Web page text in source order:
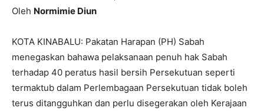
Oleh Normimie Diun
KOTA KINABALU: Pakatan Harapan (PH) Sabah
menegaskan bahawa pelaksanaan penuh hak Sabah
terhadap 40 peratus hasil bersih Persekutuan seperti
termaktub dalam Perlembagaan Persekutuan tidak boleh
terus ditangguhkan dan perlu disegerakan oleh Kerajaan